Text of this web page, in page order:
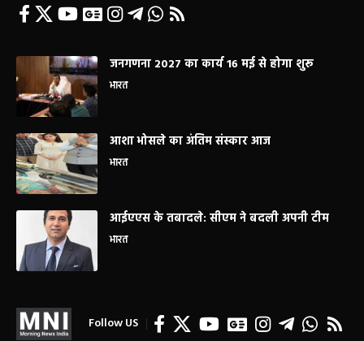
जनगणना 2027 का कार्य 16 मई से होगा शुरू
भारत
आशा भोसले का अंतिम संस्कार आज
भारत
आईएएस के तबादले: सीएम ने बदली अपनी टीम
भारत
Follow US